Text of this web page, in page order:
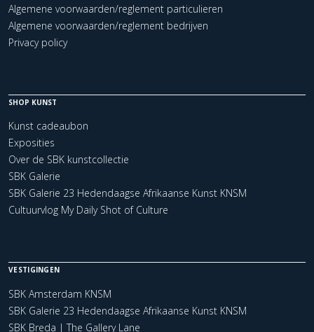
Algemene voorwaarden/reglement particulieren
Algemene voorwaarden/reglement bedrijven
Privacy policy
SHOP KUNST
Kunst cadeaubon
Exposities
Over de SBK kunstcollectie
SBK Galerie
SBK Galerie 23 Hedendaagse Afrikaanse Kunst KNSM
Cultuurvlog My Daily Shot of Culture
VESTIGINGEN
SBK Amsterdam KNSM
SBK Galerie 23 Hedendaagse Afrikaanse Kunst KNSM
SBK Breda | The Gallery Lane